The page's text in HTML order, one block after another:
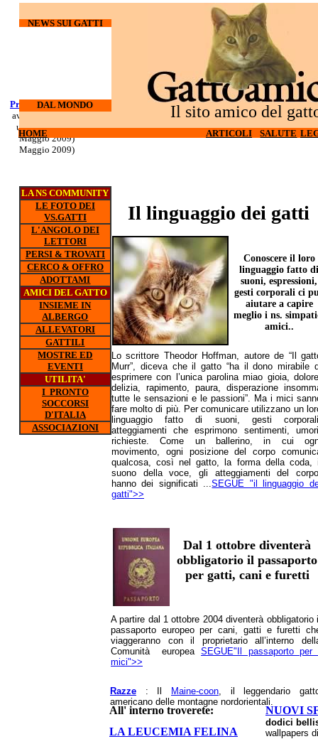
Il linguaggio dei gatti
Conoscere il loro
linguaggio fatto
suoni, espressioni,
gesti corporali ci
aiutare a capire
meglio i ns.
amici..
Dal 1 ottobre diventerà
obbligatorio il passaporto
per gatti, cani e furetti
Lo scrittore Theodor Hoffman, autore de “Il
Murr”, diceva che il gatto “ha il dono mirabile
esprimere con l’unica parolina miao gioia,
delizia, rapimento, paura, disperazione
tutte le sensazioni e le passioni”. Ma i mici
fare molto di più. Per comunicare utilizzano un
linguaggio fatto di suoni, gesti
atteggiamenti che esprimono sentimenti,
richieste. Come un ballerino, in cui
movimento, ogni posizione del corpo
qualcosa, così nel gatto, la forma della coda,
suono della voce, gli atteggiamenti del
hanno dei significati ...SEGUE "il linguaggio
gatti">>
A partire dal 1 ottobre 2004 diventerà obbligatorio
passaporto europeo per cani, gatti e furetti
viaggeranno con il proprietario all’interno
Comunità europea SEGUE"Il passaporto per
mici">>
Razze : Il Maine-coon, il leggendario
americano delle montagne nordorientali.
LA LEUCEMIA FELINA
HOME ARTICOLI SALUTE
Il sito amico del
DAL MONDO
NEWS SUI GATTI
LA NS COMMUNITY
LE FOTO DEI
VS.GATTI
L'ANGOLO DEI
LETTORI
PERSI & TROVATI
CERCO & OFFRO
ADOTTAMI
AMICI DEL GATTO
INSIEME IN
ALBERGO
ALLEVATORI
GATTILI
MOSTRE ED
EVENTI
UTILITA'
I PRONTO
SOCCORSI
D'ITALIA
ASSOCIAZIONI
SALUTE
All' interno troverete: NUOVI
dodici
wallpapers
HOME ARTICOLI
Corso di
sopravvivenza
per gatti d'
appartamento (5
Maggio 2009)
Processo Docherty
aveva torturato ed
ucciso 3 gatti (6
Maggio 2009)